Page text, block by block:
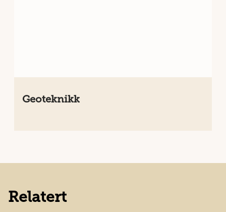
Geoteknikk
Relatert